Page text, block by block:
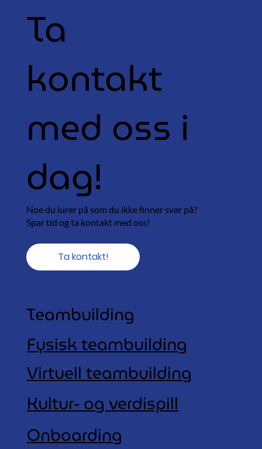
Ta
kontakt
med oss i
dag!
Noe du lurer på som du ikke finner svar på?
Spar tid og ta kontakt med oss!
Ta kontakt!
Teambuilding
Fysisk teambuilding
Virtuell teambuilding
Kultur- og verdispill
Onboarding